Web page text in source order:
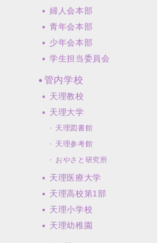
婦人会本部
青年会本部
少年会本部
学生担当委員会
管内学校
天理教校
天理大学
天理図書館
天理参考館
おやさと研究所
天理医療大学
天理高校第1部
天理小学校
天理幼稚園